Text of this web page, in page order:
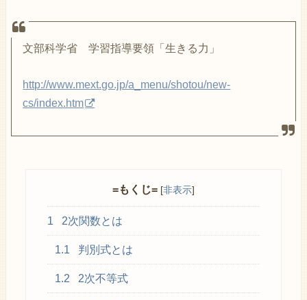
文部科学省 学習指導要領「生きる力」
http://www.mext.go.jp/a_menu/shotou/new-
cs/index.htm
=もくじ= [非表示]
1 2次関数とは
1.1 判別式とは
1.2 2次不等式